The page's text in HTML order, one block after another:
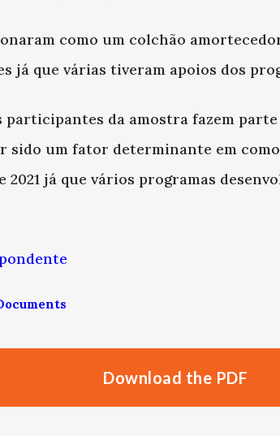
como um colchão
já que várias tiveram apoios dos
participantes da amostra fazem
sido um fator determinante em
já que vários programas
Download the PDF